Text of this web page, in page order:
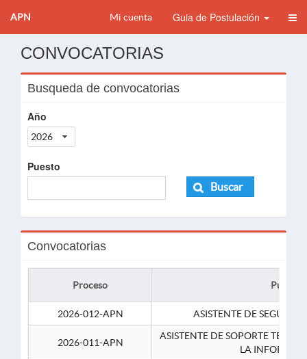
APN Mi cuenta Guia de Postulación
CONVOCATORIAS
Busqueda de convocatorias
Año
2026
Puesto
Buscar
Convocatorias
Proceso Puesto
2026-012-APN ASISTENTE DE
2026-011-APN
ASISTENTE DE SOPORTE
LA